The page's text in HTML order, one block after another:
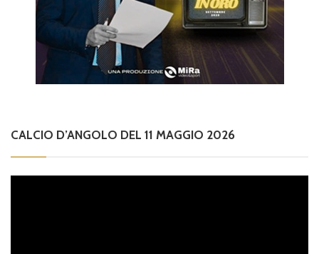
CALCIO D’ANGOLO DEL 11 MAGGIO 2026